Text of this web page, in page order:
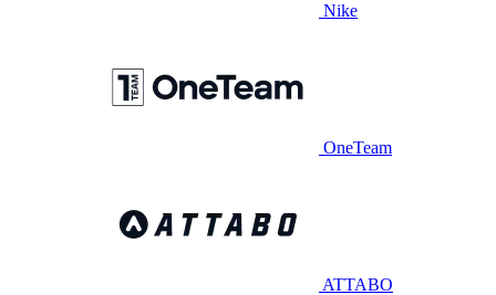
Nike
OneTeam
ATTABO